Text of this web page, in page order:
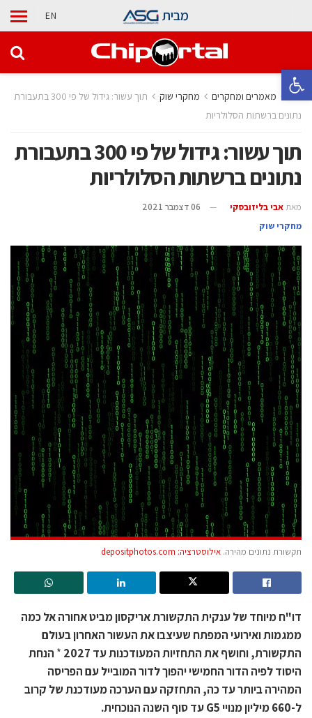
פתח סרגל נגישות
מבית EN
בית מאמרים ומחקרים מחקרי שוק
תוך עשור: גידול של פי 300 בתעבורת
נתונים ברשתות הסלולריות
תוך עשור: גידול של פי 300 בתעבורת
נתונים ברשתות הסלולריות
מאת אבי בליזובסקי
06 דצמבר 2021
מחקרי שוק
תקשורת נתונים מהירה. אילוסטרציה: depositphotos.com
דו"ח מיוחד של ענקית התקשורת אריקסון מביט אחורה אל כמה
ממגמות ואירועי המפתח שעיצבו את העשור האחרון בעולם
התקשורת, וחושף את התחזיות המעודכנות עד 2027
* הנחת
היסוד לפיה הדור החמישי יהפוך לדור המובייל עם הפריסה
המהירה ביותר עד כה, התחזקה עם הערכה מעודכנת של קרוב
ל-660 מיליון מנויי G5 עד סוף השנה הנוכחית.